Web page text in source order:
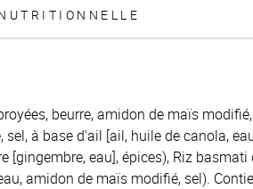
beurre, amidon de maïs
à base d'ail [ail, huile de canola,
[gingembre, eau], épices), Riz
amidon de maïs modifié, sel).